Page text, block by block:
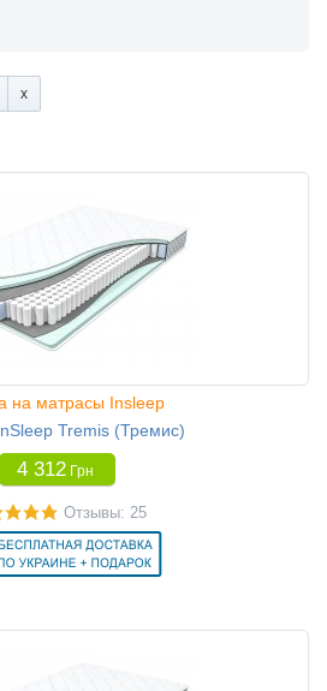
на матрасы Insleep
Tremis (Тремис)
4 312 Грн
Отзывы: 25